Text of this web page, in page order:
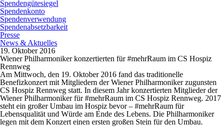
Spendengütesiegel
Spendenkonto
Spendenverwendung
Spendenabsetzbarkeit
Presse
News & Aktuelles
19. Oktober 2016
Wiener Philharmoniker konzertierten für #mehrRaum im CS Hospiz
Rennweg
Am Mittwoch, den 19. Oktober 2016 fand das traditionelle
Benefizkonzert mit Mitgliedern der Wiener Philharmoniker zugunsten
CS Hospiz Rennweg statt. In diesem Jahr konzertierten Mitglieder der
Wiener Philharmoniker für #mehrRaum im CS Hospiz Rennweg. 2017
steht ein großer Umbau im Hospiz bevor – #mehrRaum für
Lebensqualität und Würde am Ende des Lebens. Die Philharmoniker
legen mit dem Konzert einen ersten großen Stein für den Umbau.